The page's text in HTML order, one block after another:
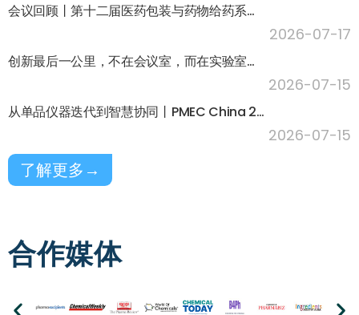
会议回顾丨第十二届医药包装与药物给药系统大会圆满落幕，行业前沿热点齐聚！
2026-07-17
创新最后一公里，不在会议室，而在实验室丨CPHI & PMEC 制药工业展（深圳）9月见！
2026-07-15
从单品仪器迭代到智慧协同丨PMEC China 2026实验室仪器与装备展区高光回顾
2026-07-15
了解更多→
合作媒体